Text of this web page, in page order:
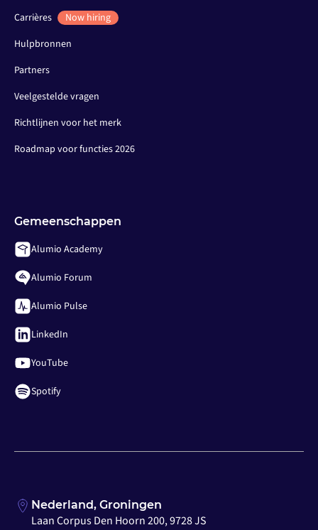
Carrières
Now hiring
Hulpbronnen
Partners
Veelgestelde vragen
Richtlijnen voor het merk
Roadmap voor functies 2026
Gemeenschappen
Alumio Academy
Alumio Forum
Alumio Pulse
LinkedIn
YouTube
Spotify
Nederland, Groningen
Laan Corpus Den Hoorn 200, 9728 JS